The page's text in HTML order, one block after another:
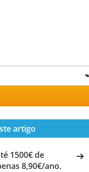
artigo
1500€ de
8,90€/ano.